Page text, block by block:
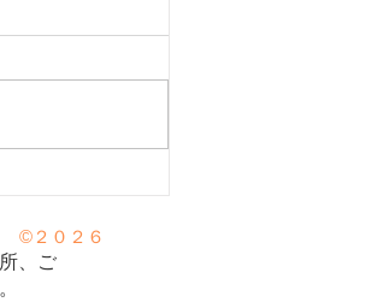
因！！。
、ご
。
©２０２６